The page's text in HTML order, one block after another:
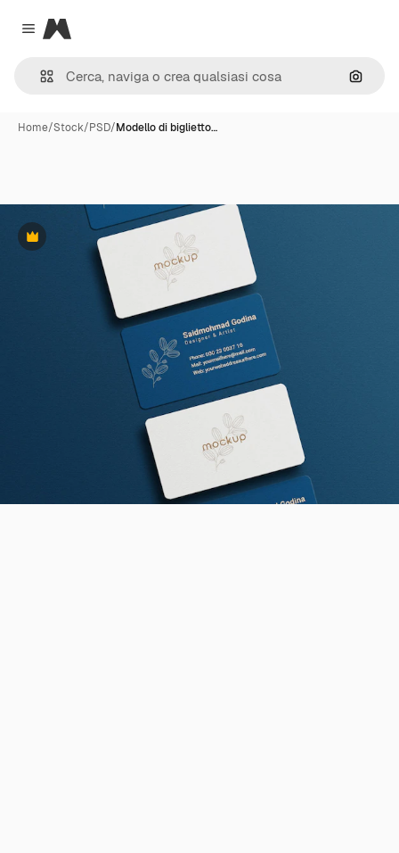
Close menu
Magnific
Cerca
Home/Stock/PSD/Modello di biglietto…
Premium